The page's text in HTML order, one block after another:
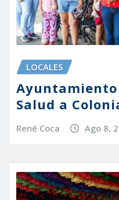
LOCALES
Salud a
René Coca Ago 8,